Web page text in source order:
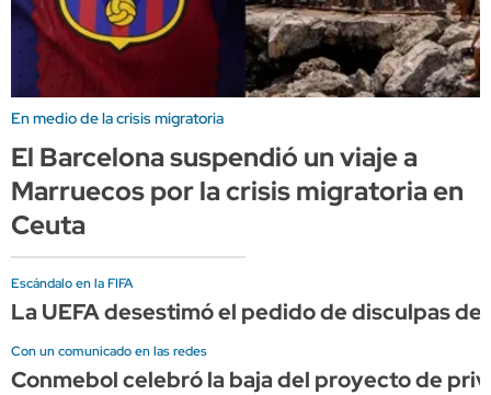
En medio de la crisis migratoria
El Barcelona suspendió un viaje a
Marruecos por la crisis migratoria en
Ceuta
Escándalo en la FIFA
La UEFA desestimó el pedido de disculpas
Con un comunicado en las redes
Conmebol celebró la baja del proyecto de